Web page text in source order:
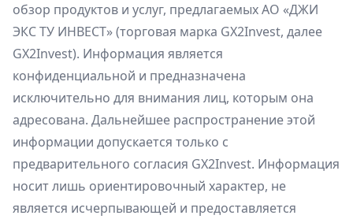
обзор продуктов и услуг, предлагаемых АО «ДЖИ
ЭКС ТУ ИНВЕСТ» (торговая марка GX2Invest, далее
GX2Invest). Информация является
конфиденциальной и предназначена
исключительно для внимания лиц, которым она
адресована. Дальнейшее распространение этой
информации допускается только с
предварительного согласия GX2Invest. Информация
носит лишь ориентировочный характер, не
является исчерпывающей и предоставляется